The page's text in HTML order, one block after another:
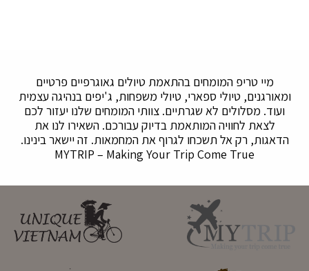
מיי טריפ המומחים בהתאמת טיולים גאוגרפיים פרטיים
ומאורגנים, טיולי ספארי, טיולי משפחות, ג'יפים בנהיגה עצמית
ועוד. מסלולים לא שגרתיים. צוותי המומחים שלנו יעזור לכם
לצאת לחוויה המותאמת בדיוק עבורכם. השאירו לנו את
הדאגות, רק אל תשכחו לגרוף את המחמאות. זה יישאר בינינו.
MYTRIP – Making Your Trip Come True